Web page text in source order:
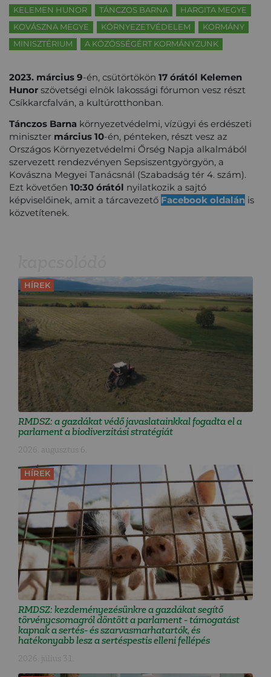
KELEMEN HUNOR TÁNCZOS BARNA
HARGITA MEGYE
KOVÁSZNA MEGYE
KÖRNYEZETVÉDELEM
KORMÁNY
MINISZTÉRIUM
A KÖZÖSSÉGÉRT KORMÁNYZUNK
2023. március 9-én, csütörtökön 17 órától Kelemen
Hunor szövetségi elnök lakossági fórumon vesz részt
Csíkkarcfalván, a kultúrotthonban.
Tánczos Barna környezetvédelmi, vízügyi és erdészeti
miniszter március 10-én, pénteken, részt vesz az
Országos Környezetvédelmi Őrség Napja alkalmából
szervezett rendezvényen Sepsiszentgyörgyön, a
Kovászna Megyei Tanácsnál (Szabadság tér 4. szám).
Ezt követően 10:30 órától nyilatkozik a sajtó
képviselőinek, amit a tárcavezető Facebook oldalán is
közvetítenek.
HÍREK
RMDSZ: a gazdákat védő javaslatainkkal fogadta el a
parlament a biodiverzitási stratégiát
2026. augusztus 6.
HÍREK
RMDSZ: kezdeményezésünkre a gazdákat segítő
törvénycsomagról döntött a parlament - támogatást
kapnak a sertés- és szarvasmarhatartók, és
hatékonyabb lesz a sertéspestis elleni fellépés
2026. július 31.